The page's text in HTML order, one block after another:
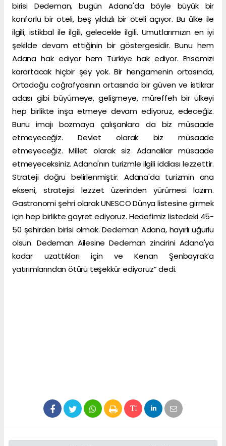
birisi Dedeman, bugün Adana'da böyle büyük bir
konforlu bir oteli, beş yıldızlı bir oteli açıyor. Bu ülke ile
ilgili, istikbal ile ilgili, gelecekle ilgili. Umutlarımızın en iyi
şekilde devam ettiğinin bir göstergesidir. Bunu hem
Adana hak ediyor hem Türkiye hak ediyor. Ensemizi
karartacak hiçbir şey yok. Bir hengamenin ortasında,
Ortadoğu coğrafyasının ortasında bir güven ve istikrar
adası gibi büyümeye, gelişmeye, müreffeh bir ülkeyi
hep birlikte inşa etmeye devam ediyoruz, edeceğiz.
Bunu imajı bozmaya çalışanlara da biz müsaade
etmeyeceğiz. Devlet olarak biz müsaade
etmeyeceğiz. Millet olarak siz Adanalılar müsaade
etmeyeceksiniz. Adana'nın turizmle ilgili iddiası lezzettir.
Strateji doğru belirlenmiştir. Adana'da turizmin ana
ekseni, stratejisi lezzet üzerinden yürümesi lazım.
Gastronomi şehri olarak UNESCO Dünya listesine girmek
için hep birlikte gayret ediyoruz. Hedefimiz listedeki 45-
50 şehirden birisi olmak. Dedeman Adana, hayırlı uğurlu
olsun. Dedeman Ailesine Dedeman zincirini Adana'ya
kadar uzattıkları için ve Kenan Şenbayrak’a
yatırımlarından ötürü teşekkür ediyoruz” dedi.